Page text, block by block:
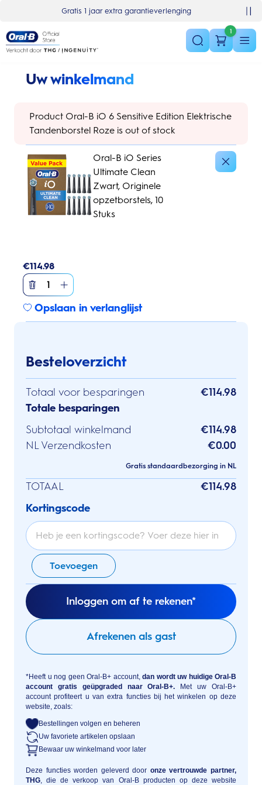
Gratis 1 jaar extra garantieverlenging
1
Uw winkelmand
Product Oral-B iO 6 Sensitive Edition Elektrische
Tandenborstel Roze is out of stock
Oral-B iO Series
Ultimate Clean
Zwart, Originele
opzetborstels, 10
Stuks
€114.98
1
Opslaan in verlanglijst
Besteloverzicht
Totaal voor besparingen
€114.98
Totale besparingen
Subtotaal winkelmand
€114.98
NL Verzendkosten
€0.00
Gratis standaardbezorging in NL
TOTAAL
€114.98
Kortingscode
Toevoegen
Inloggen om af te rekenen*
Afrekenen als gast
*Heeft u nog geen Oral-B+ account, dan wordt uw huidige Oral-B
account gratis geüpgraded naar Oral-B+. Met uw Oral-B+
account profiteert u van extra functies bij het winkelen op deze
website, zoals:
Bestellingen volgen en beheren
Uw favoriete artikelen opslaan
Bewaar uw winkelmand voor later
Deze functies worden geleverd door onze vertrouwde partner,
THG , die de verkoop van Oral-B producten op deze website